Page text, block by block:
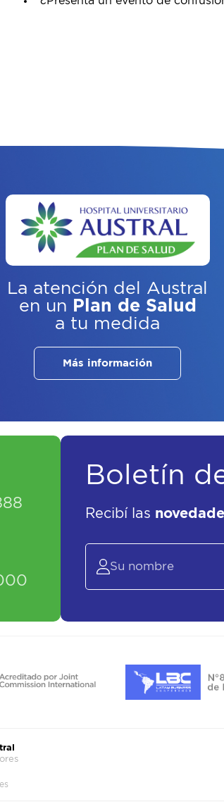
La atención del Austral
en un Plan de Salud
a tu medida
Más información
Boletín
Recibí las